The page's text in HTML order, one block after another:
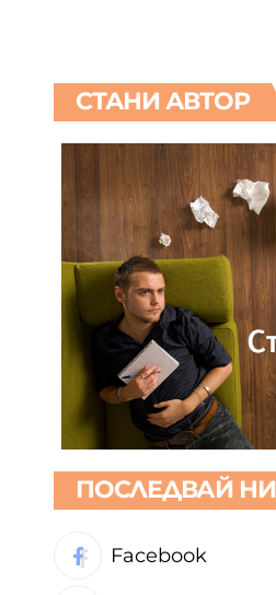
СТАНИ АВТОР
ПОСЛЕДВАЙ НИ
Facebook